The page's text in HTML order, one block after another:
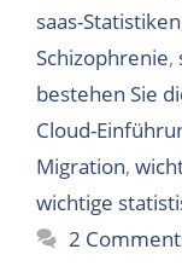
saas-Statistiken
Schizophrenie,
bestehen Sie
Cloud-
Migration,
wichtige
2